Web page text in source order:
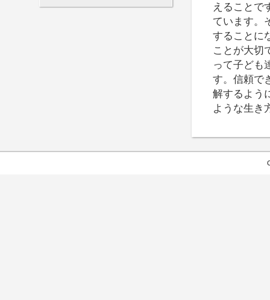
えることで
ています。
することに
ことが大切
って子ども
す。信頼で
解するよう
ような生き